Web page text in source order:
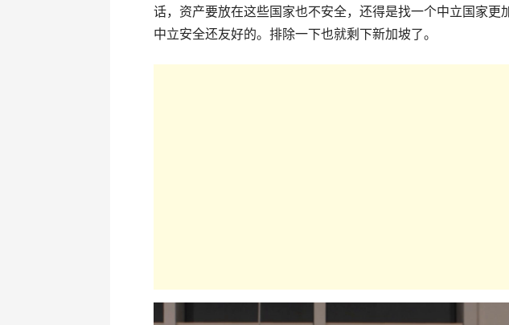
话，资产要放在这些国家也不安全，还得是找一个中立国家更
中立安全还友好的。排除一下也就剩下新加坡了。